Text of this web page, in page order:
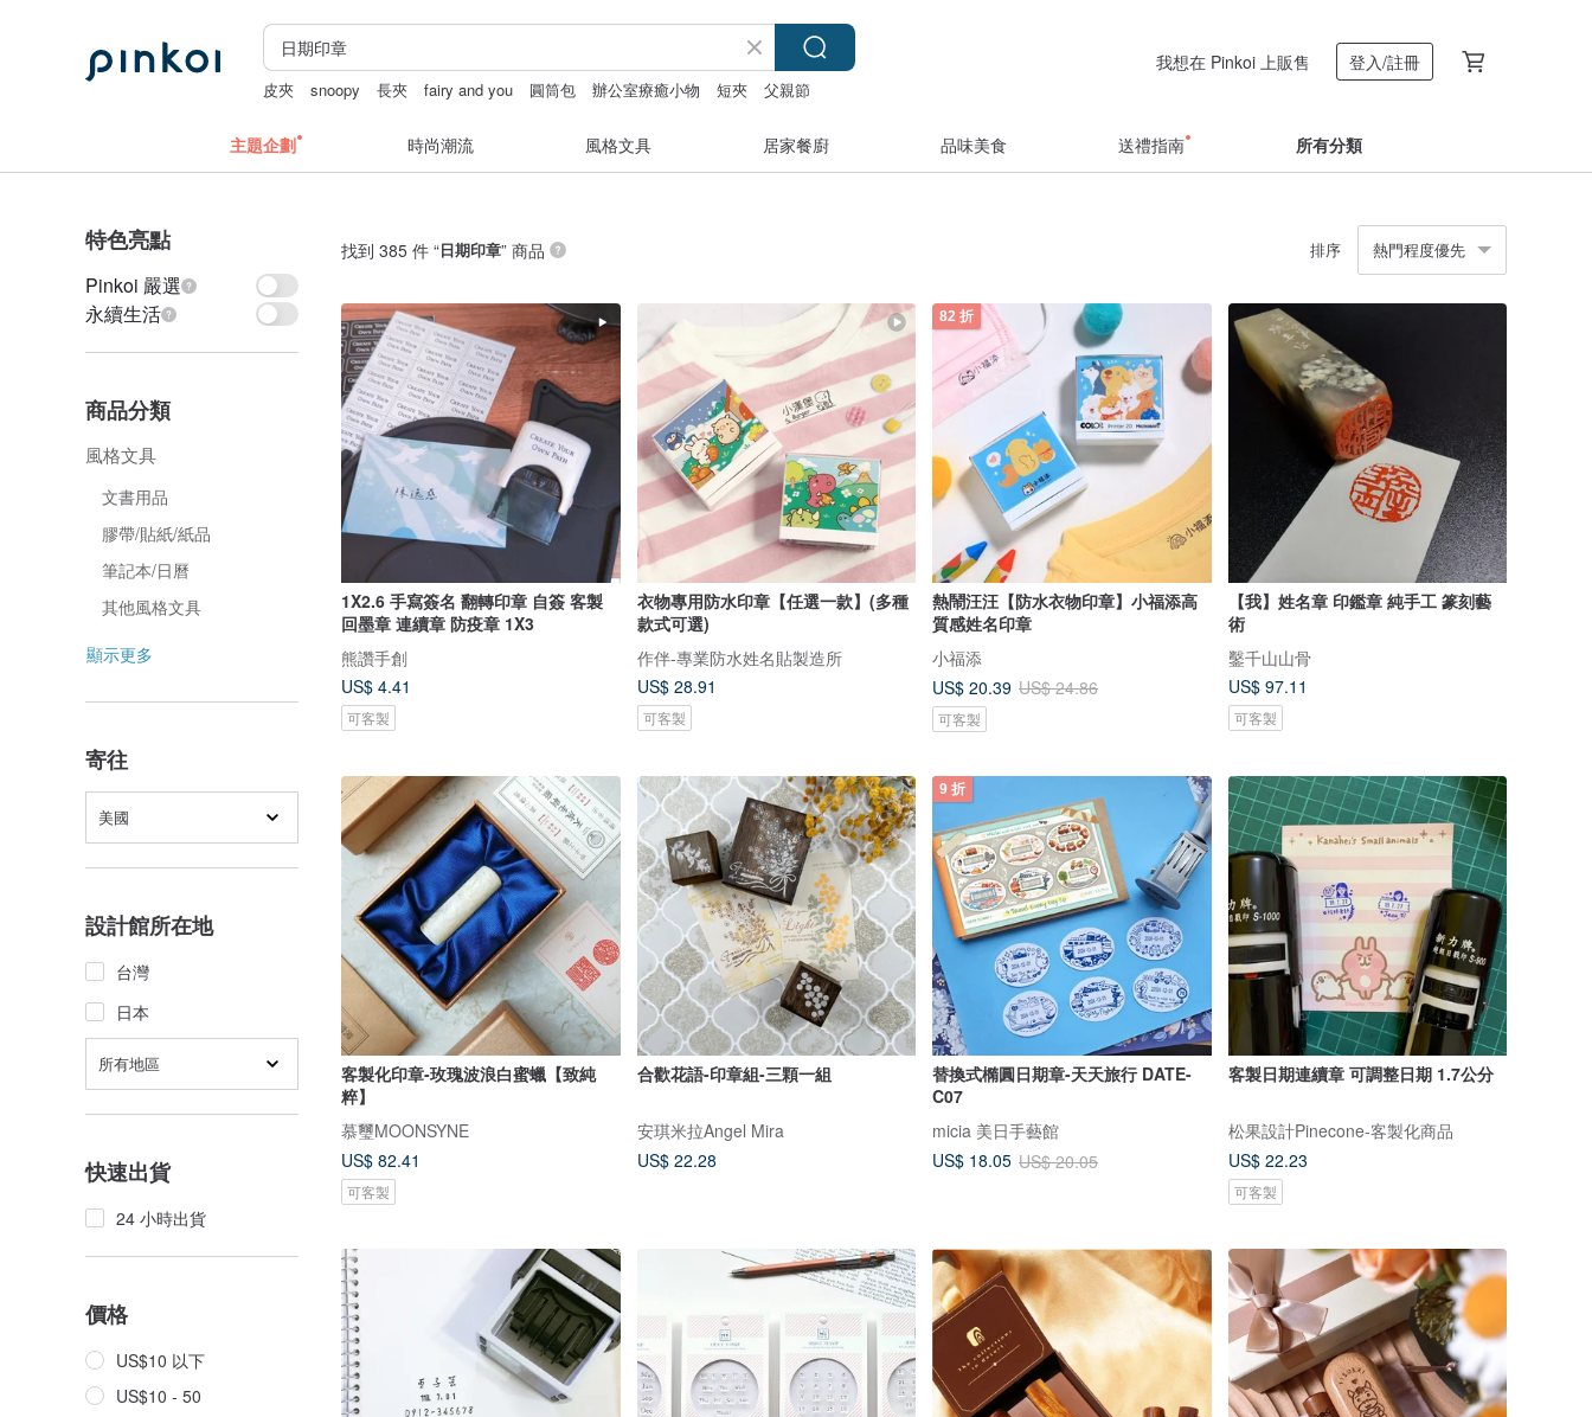
皮夾 snoopy 長夾 fairy and you 圓筒包 辦公室療癒小物 短夾 父親節
我想在 Pinkoi 上販售 登入/註冊
主題企劃 時尚潮流 風格文具 居家餐廚 品味美食 送禮指南 所有分類
特色亮點
Pinkoi 嚴選
永續生活
商品分類
風格文具
文書用品
膠帶/貼紙/紙品
筆記本/日曆
其他風格文具
顯示更多
寄往
美國
設計館所在地
台灣
日本
所有地區
快速出貨
24 小時出貨
價格
US$10 以下
US$10 - 50
找到 385 件 “日期印章” 商品 排序 熱門程度優先
1X2.6 手寫簽名 翻轉印章 自簽 客製
回墨章 連續章 防疫章 1X3
熊讚手創
US$ 4.41
可客製
衣物專用防水印章【任選一款】(多種
款式可選)
作伴-專業防水姓名貼製造所
US$ 28.91
可客製
82 折
熱鬧汪汪【防水衣物印章】小福添高
質感姓名印章
小福添
US$ 20.39 US$ 24.86
可客製
【我】姓名章 印鑑章 純手工 篆刻藝
術
鑿千山山骨
US$ 97.11
可客製
客製化印章-玫瑰波浪白蜜蠟【致純
粹】
慕璽MOONSYNE
US$ 82.41
可客製
合歡花語-印章組-三顆一組
安琪米拉Angel Mira
US$ 22.28
9 折
替換式橢圓日期章-天天旅行 DATE-
C07
micia 美日手藝館
US$ 18.05 US$ 20.05
客製日期連續章 可調整日期 1.7公分
松果設計Pinecone-客製化商品
US$ 22.23
可客製